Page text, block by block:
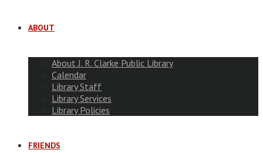
ABOUT
About J. R. Clarke Public Library
Calendar
Library Staff
Library Services
Library Policies
FRIENDS